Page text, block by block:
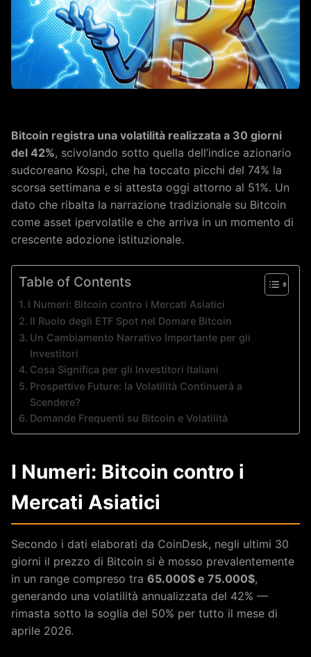
Bitcoin registra una volatilità realizzata a 30 giorni
del 42%, scivolando sotto quella dell’indice azionario
sudcoreano Kospi, che ha toccato picchi del 74% la
scorsa settimana e si attesta oggi attorno al 51%. Un
dato che ribalta la narrazione tradizionale su Bitcoin
come asset ipervolatile e che arriva in un momento di
crescente adozione istituzionale.
Table of Contents
I Numeri: Bitcoin contro i Mercati Asiatici
Il Ruolo degli ETF Spot nel Domare Bitcoin
Un Cambiamento Narrativo Importante per gli
Investitori
Cosa Significa per gli Investitori Italiani
Prospettive Future: la Volatilità Continuerà a
Scendere?
Domande Frequenti su Bitcoin e Volatilità
I Numeri: Bitcoin contro i
Mercati Asiatici
Secondo i dati elaborati da CoinDesk, negli ultimi 30
giorni il prezzo di Bitcoin si è mosso prevalentemente
in un range compreso tra 65.000$ e 75.000$,
generando una volatilità annualizzata del 42% —
rimasta sotto la soglia del 50% per tutto il mese di
aprile 2026.